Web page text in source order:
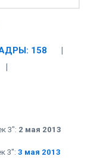
158
|
|
3": 2 мая 2013
3": 3 мая 2013